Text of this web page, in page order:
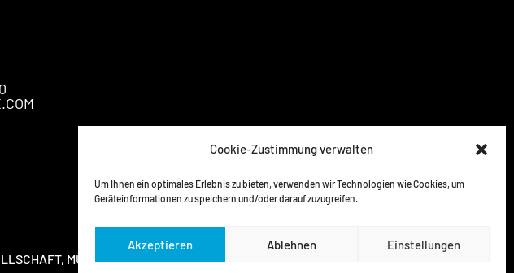
Cookie-Zustimmung verwalten
Um Ihnen ein optimales Erlebnis zu bieten, verwenden wir Technologien wie Cookies, um
Geräteinformationen zu speichern und/oder darauf zuzugreifen.
Akzeptieren Ablehnen Einstellungen
MÜNCHEN